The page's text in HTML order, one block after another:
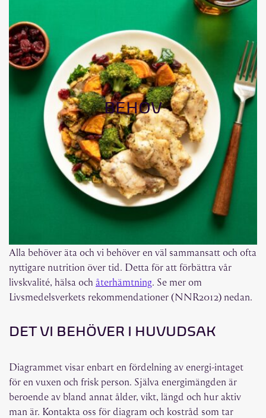
BEHOV
Alla behöver äta och vi behöver en väl sammansatt och ofta
nyttigare nutrition över tid. Detta för att förbättra vår
livskvalité, hälsa och återhämtning. Se mer om
Livsmedelsverkets rekommendationer (NNR2012) nedan.
DET VI BEHÖVER I HUVUDSAK
Diagrammet visar enbart en fördelning av energi-intaget
för en vuxen och frisk person. Själva energimängden är
beroende av bland annat ålder, vikt, längd och hur aktiv
man är. Kontakta oss för diagram och kostråd som tar